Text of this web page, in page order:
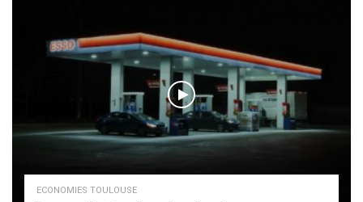
ECONOMIES TOULOUSE